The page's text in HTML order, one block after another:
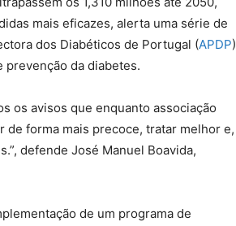
mais eficazes, alerta uma série de
dos Diabéticos de Portugal (APDP)
prevenção da diabetes.
os avisos que enquanto associação
de forma mais precoce, tratar melhor e,
defende José Manuel Boavida,
de um programa de